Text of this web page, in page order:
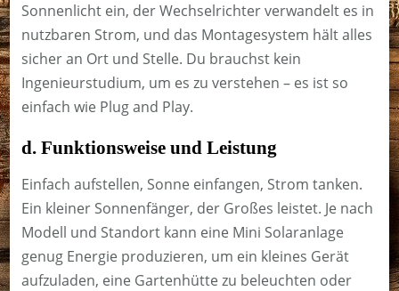
Sonnenlicht ein, der Wechselrichter verwandelt es in
nutzbaren Strom, und das Montagesystem hält alles
sicher an Ort und Stelle. Du brauchst kein
Ingenieurstudium, um es zu verstehen – es ist so
einfach wie Plug and Play.
d. Funktionsweise und Leistung
Einfach aufstellen, Sonne einfangen, Strom tanken.
Ein kleiner Sonnenfänger, der Großes leistet. Je nach
Modell und Standort kann eine Mini Solaranlage
genug Energie produzieren, um ein kleines Gerät
aufzuladen, eine Gartenhütte zu beleuchten oder